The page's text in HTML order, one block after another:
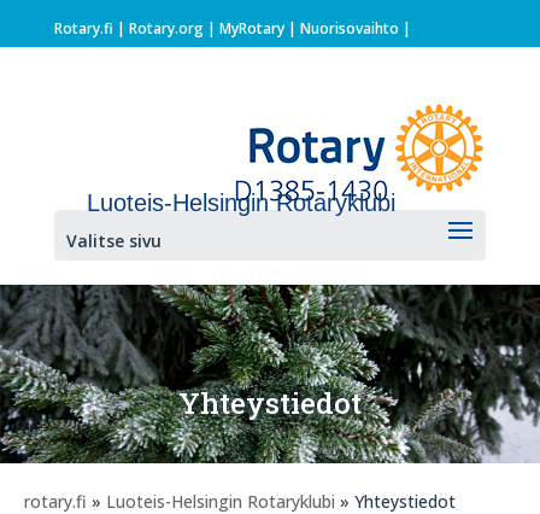
Rotary.fi | Rotary.org| MyRotary | Nuorisovaihto |
Luoteis-Helsingin Rotaryklubi
Valitse sivu
Yhteystiedot
rotary.fi » Luoteis-Helsingin Rotaryklubi » Yhteystiedot